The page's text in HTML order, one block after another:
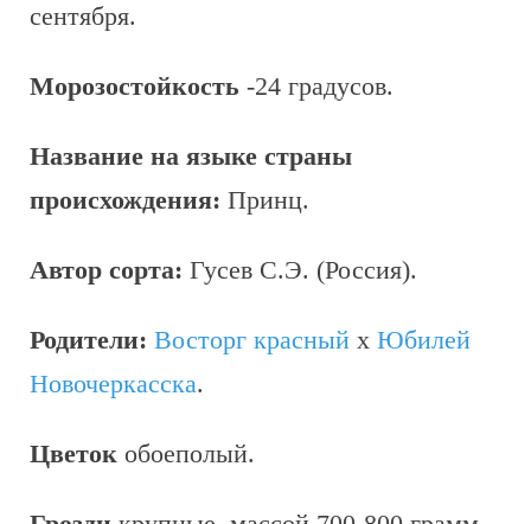
сентября.
Морозостойкость -24 градусов.
Название на языке страны
происхождения: Принц.
Автор сорта: Гусев С.Э. (Россия).
Родители: Восторг красный x Юбилей
Новочеркасска.
Цветок обоеполый.